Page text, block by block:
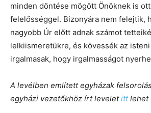
minden döntése mögött Önöknek is
felelősséggel. Bizonyára nem felejtik,
nagyobb Úr előtt adnak számot
lelkiismeretükre, és kövessék az
irgalmasak, hogy irgalmasságot
A levélben említett egyházak
egyházi vezetőkhöz írt leveletittlehet